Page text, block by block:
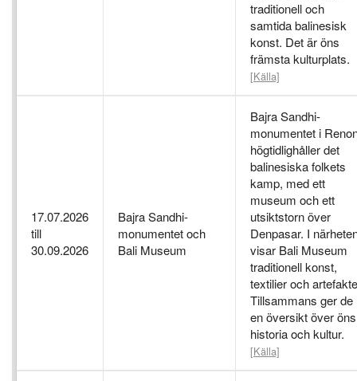
traditionell och
samtida balinesisk
konst. Det är öns
främsta kulturplats.
[Källa]
17.07.2026
till
30.09.2026
Bajra Sandhi-
monumentet och
Bali Museum
Bajra Sandhi-
monumentet i
högtidlighåller det
balinesiska folkets
kamp, med ett
museum och ett
utsiktstorn över
Denpasar. I
visar Bali Museum
traditionell konst,
textilier och
Tillsammans ger de
en översikt över öns
historia och kultur.
[Källa]